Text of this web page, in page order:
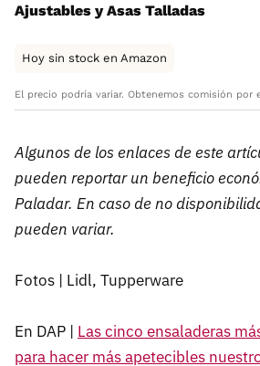
Ajustables y Asas Talladas
Hoy sin stock en Amazon
El precio podría variar. Obtenemos comisión por
Algunos de los enlaces de este
pueden reportar un beneficio
Paladar. En caso de no
pueden variar.
Fotos | Lidl, Tupperware
En DAP | Las cinco ensaladeras
para hacer más apetecibles